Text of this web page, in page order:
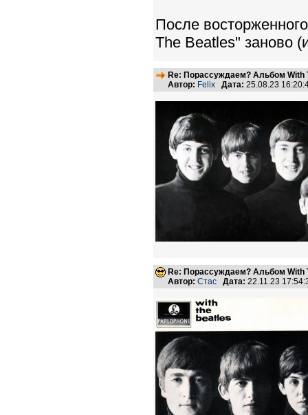
После
The Beatles" заново
Re: Порассуждаем? Альбом With
Автор: Felix Дата: 25.08.23
Re: Порассуждаем? Альбом With
Автор: Стас Дата: 22.11.23